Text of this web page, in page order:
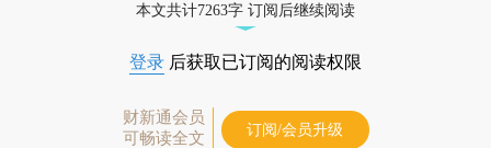
本文共计7263字 订阅后继续阅读
登录 后获取已订阅的阅读权限
财新通会员
可畅读全文
订阅/会员升级